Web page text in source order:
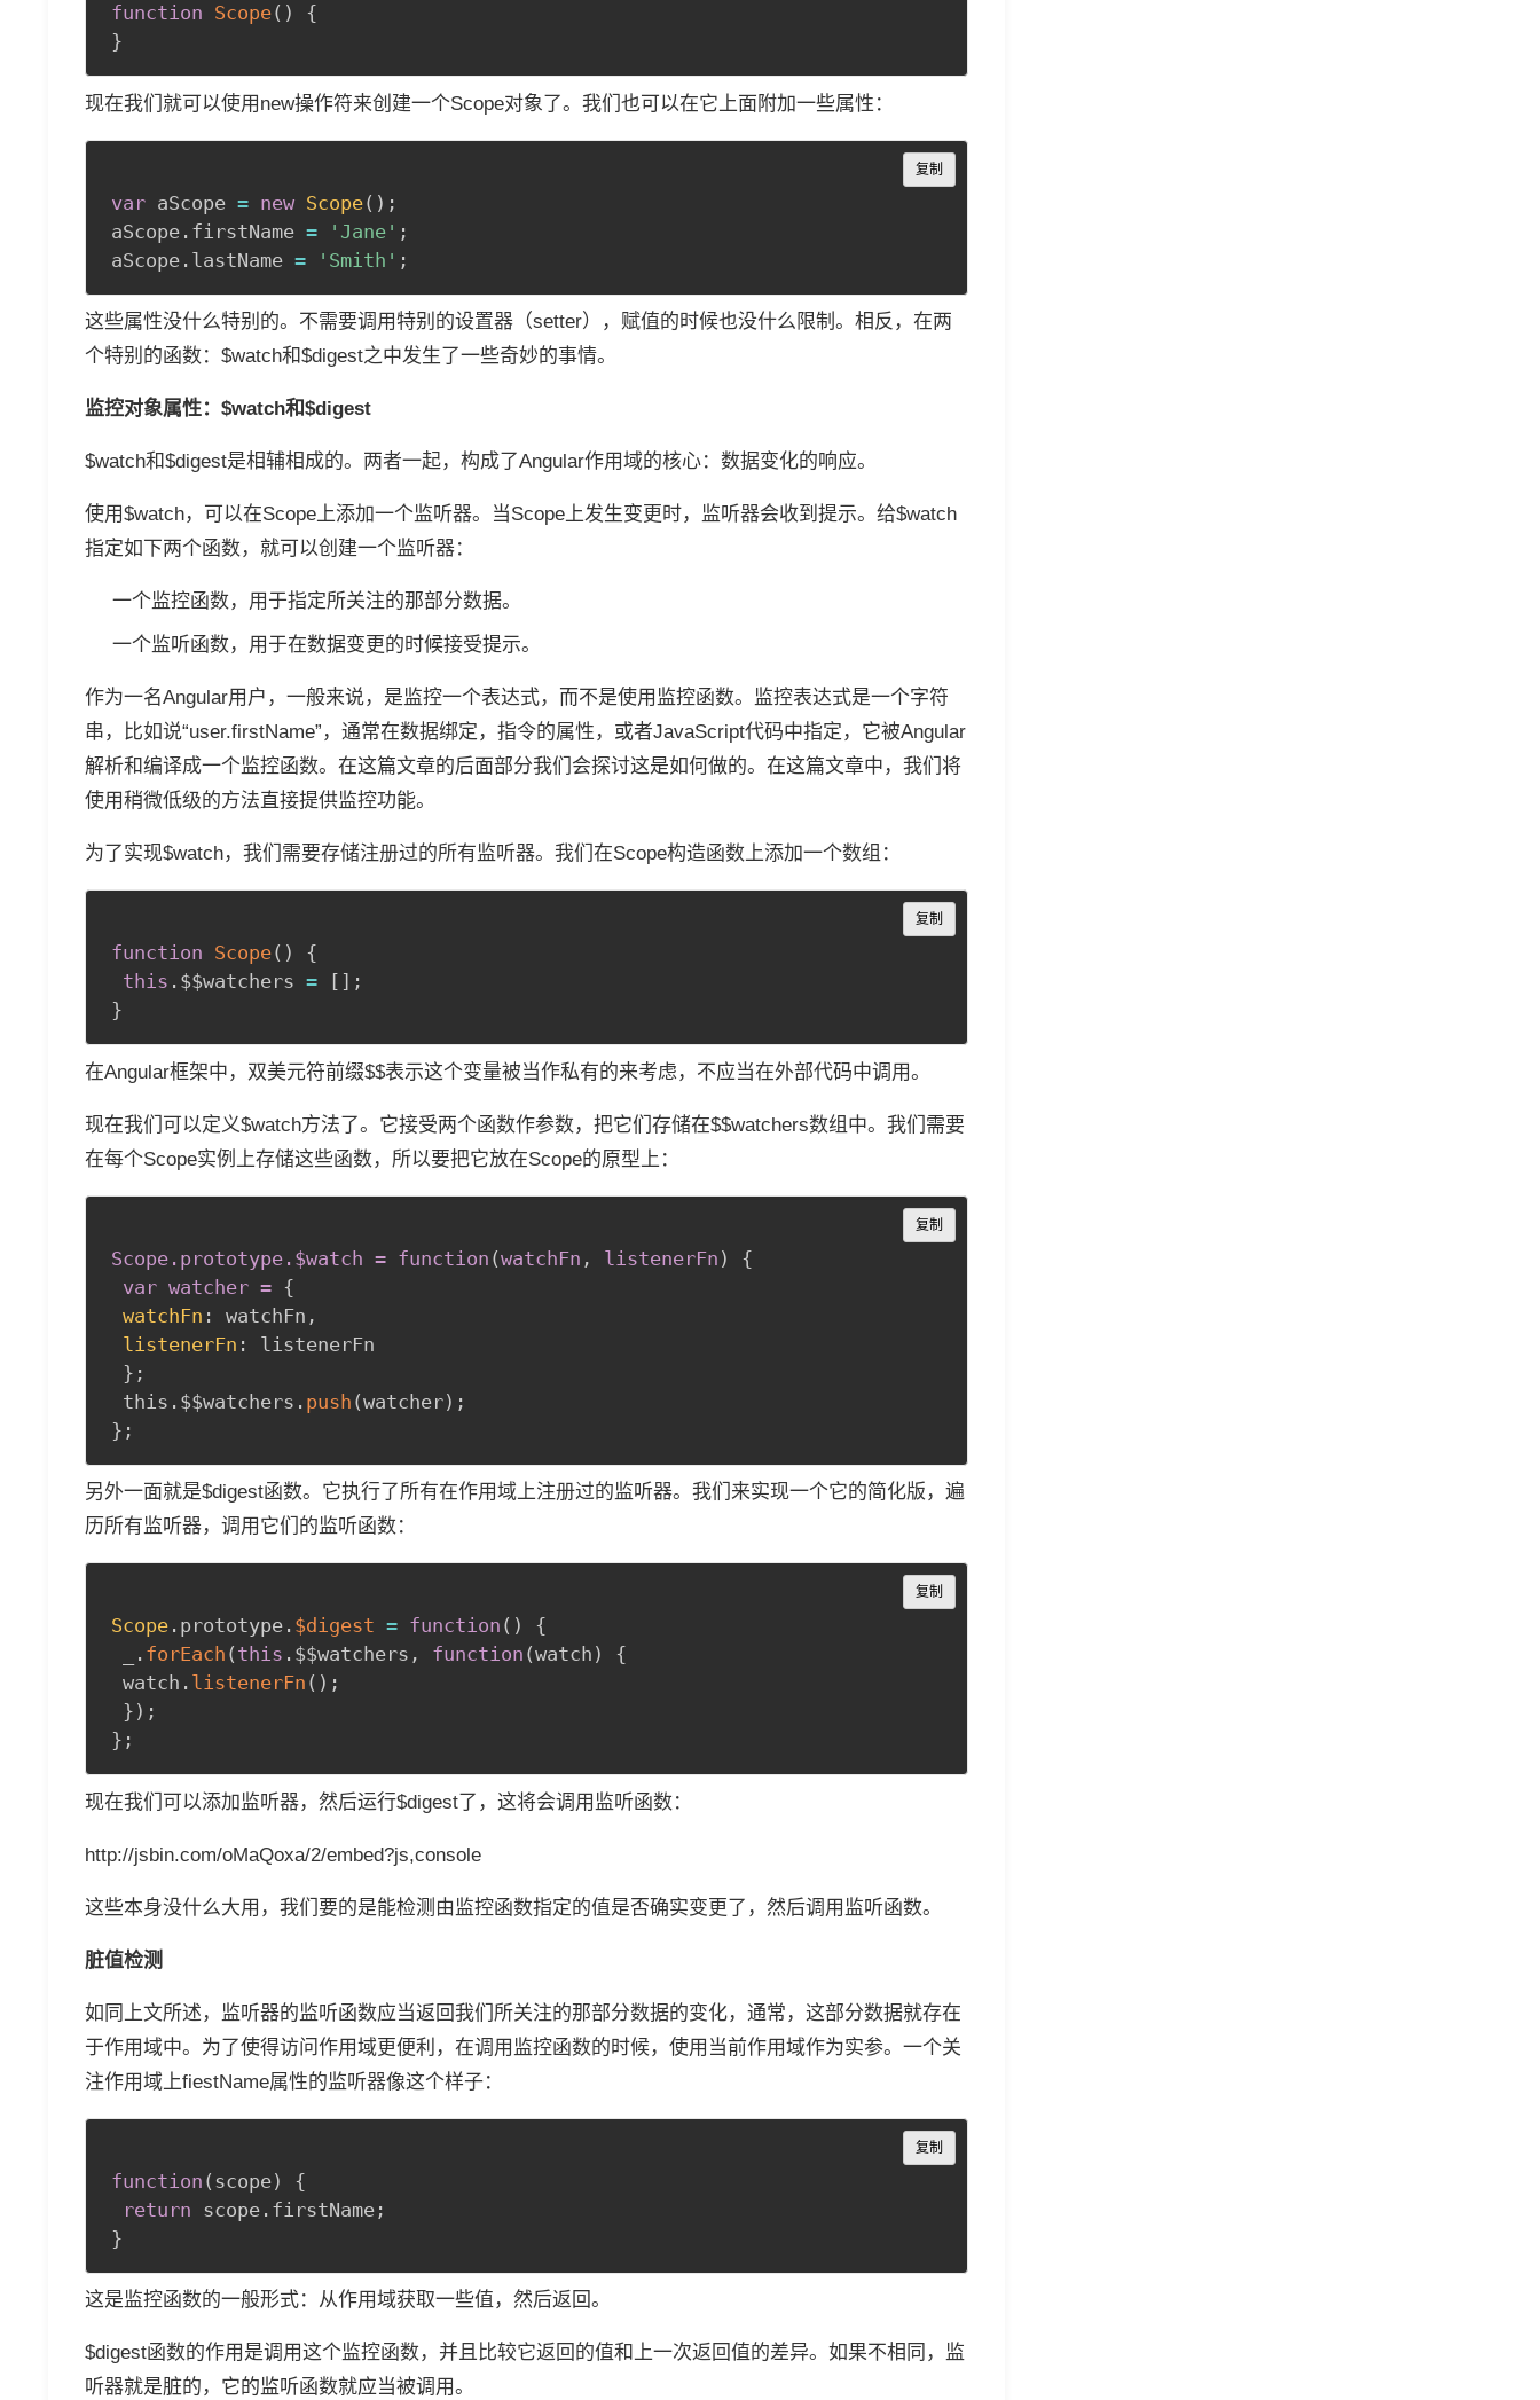
function Scope( )
{
}
现在我们就可以使用new操作符来创建一个Scope对象了。我们也可以在它上面附加一些属性：
var aScope = new Scope( ) ;
aScope . firstName = 'Jane' ;
aScope . lastName = 'Smith' ;
复制
Copy
这些属性没什么特别的。不需要调用特别的设置器（setter），赋值的时候也没什么限制。相反，在两
个特别的函数：$watch和$digest之中发生了一些奇妙的事情。
监控对象属性：$watch和$digest
$watch和$digest是相辅相成的。两者一起，构成了Angular作用域的核心：数据变化的响应。
使用$watch，可以在Scope上添加一个监听器。当Scope上发生变更时，监听器会收到提示。给$watch
指定如下两个函数，就可以创建一个监听器：
一个监控函数，用于指定所关注的那部分数据。
一个监听函数，用于在数据变更的时候接受提示。
作为一名Angular用户，一般来说，是监控一个表达式，而不是使用监控函数。监控表达式是一个字符
串，比如说“user.firstName”，通常在数据绑定，指令的属性，或者JavaScript代码中指定，它被Angular
解析和编译成一个监控函数。在这篇文章的后面部分我们会探讨这是如何做的。在这篇文章中，我们将
使用稍微低级的方法直接提供监控功能。
为了实现$watch，我们需要存储注册过的所有监听器。我们在Scope构造函数上添加一个数组：
function Scope( )
{
this . $$watchers = [ ] ;
}
复制
Copy
在Angular框架中，双美元符前缀$$表示这个变量被当作私有的来考虑，不应当在外部代码中调用。
现在我们可以定义$watch方法了。它接受两个函数作参数，把它们存储在$$watchers数组中。我们需要
在每个Scope实例上存储这些函数，所以要把它放在Scope的原型上：
Scope .prototype .$watch = function (watchFn , listenerFn )
{
var watcher = {
watchFn : watchFn ,
listenerFn :
listenerFn
} ;
this.$$watchers. push (watcher) ;
} ;
复制
Copy
另外一面就是$digest函数。它执行了所有在作用域上注册过的监听器。我们来实现一个它的简化版，遍
历所有监听器，调用它们的监听函数：
Scope . prototype . $digest = function ( )
{
. forEach ( this . $$watchers , function (watch )
{
watch . listenerFn ( ) ;
} ) ;
} ;
复制
Copy
现在我们可以添加监听器，然后运行$digest了，这将会调用监听函数：
http://jsbin.com/oMaQoxa/2/embed?js,console
这些本身没什么大用，我们要的是能检测由监控函数指定的值是否确实变更了，然后调用监听函数。
脏值检测
如同上文所述，监听器的监听函数应当返回我们所关注的那部分数据的变化，通常，这部分数据就存在
于作用域中。为了使得访问作用域更便利，在调用监控函数的时候，使用当前作用域作为实参。一个关
注作用域上fiestName属性的监听器像这个样子：
function ( scope)
{
return scope . firstName ;
}
复制
Copy
这是监控函数的一般形式：从作用域获取一些值，然后返回。
$digest函数的作用是调用这个监控函数，并且比较它返回的值和上一次返回值的差异。如果不相同，监
听器就是脏的，它的监听函数就应当被调用。